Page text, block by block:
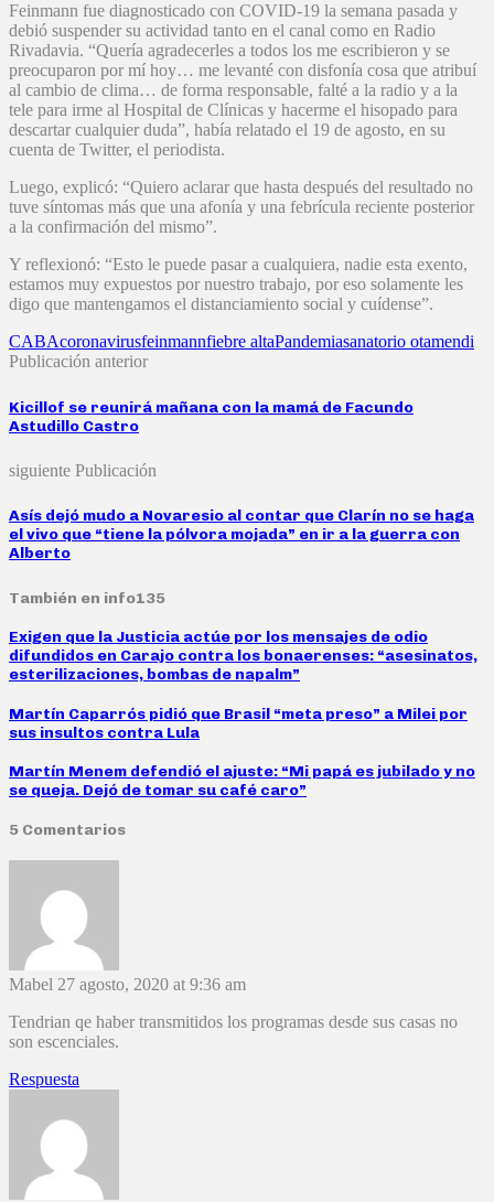
Feinmann fue diagnosticado con COVID-19 la semana pasada y
debió suspender su actividad tanto en el canal como en Radio
Rivadavia. “Quería agradecerles a todos los me escribieron y se
preocuparon por mí hoy… me levanté con disfonía cosa que atribuí
al cambio de clima… de forma responsable, falté a la radio y a la
tele para irme al Hospital de Clínicas y hacerme el hisopado para
descartar cualquier duda”, había relatado el 19 de agosto, en su
cuenta de Twitter, el periodista.
Luego, explicó: “Quiero aclarar que hasta después del resultado no
tuve síntomas más que una afonía y una febrícula reciente posterior
a la confirmación del mismo”.
Y reflexionó: “Esto le puede pasar a cualquiera, nadie esta exento,
estamos muy expuestos por nuestro trabajo, por eso solamente les
digo que mantengamos el distanciamiento social y cuídense”.
CABAcoronavirusfeinmannfiebre altaPandemiasanatorio otamendi
Publicación anterior
Kicillof se reunirá mañana con la mamá de Facundo
Astudillo Castro
siguiente Publicación
Asís dejó mudo a Novaresio al contar que Clarín no se haga
el vivo que “tiene la pólvora mojada” en ir a la guerra con
Alberto
También en info135
Exigen que la Justicia actúe por los mensajes de odio
difundidos en Carajo contra los bonaerenses: “asesinatos,
esterilizaciones, bombas de napalm”
Martín Caparrós pidió que Brasil “meta preso” a Milei por
sus insultos contra Lula
Martín Menem defendió el ajuste: “Mi papá es jubilado y no
se queja. Dejó de tomar su café caro”
5 Comentarios
Mabel 27 agosto, 2020 at 9:36 am
Tendrian qe haber transmitidos los programas desde sus casas no
son escenciales.
Respuesta